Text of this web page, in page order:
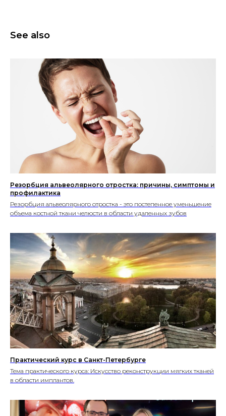
See also
Резорбция альвеолярного отростка: причины, симптомы и
профилактика
Резорбция альвеолярного отростка - это постепенное уменьшение
объема костной ткани челюсти в области удаленных зубов
Практический курс в Санкт-Петербурге
Тема практического курса: Искусство реконструкции мягких тканей
в области имплантов.